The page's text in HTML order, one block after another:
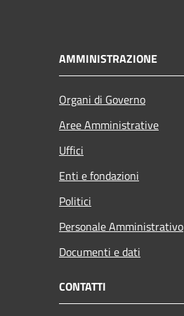
AMMINISTRAZIONE
Organi di Governo
Aree Amministrative
Uffici
Enti e fondazioni
Politici
Personale Amministrativo
Documenti e dati
CONTATTI